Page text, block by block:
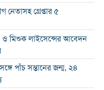
নেতাসহ গ্রেপ্তার ৫
ও মিশুক লাইসেন্সের আবেদন
পাঁচ সন্তানের জন্ম, ২৪